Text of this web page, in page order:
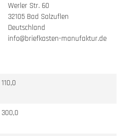
Werler Str. 60
32105 Bad Salzuflen
Deutschland
info@briefkasten-manufaktur.de
110,0
300,0